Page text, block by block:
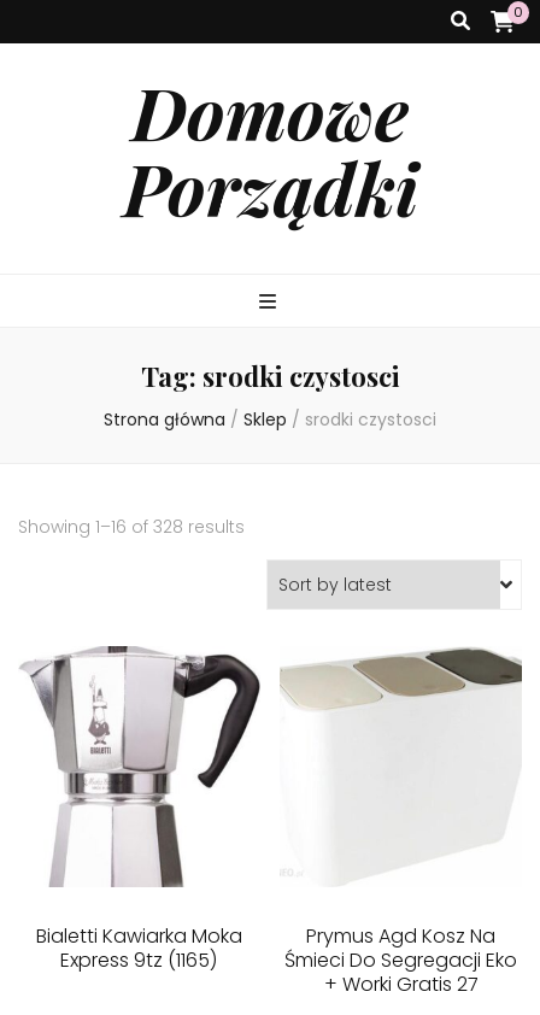
0
Domowe
Porządki
Tag: srodki czystosci
Strona główna / Sklep / srodki czystosci
Showing 1–16 of 328 results
Bialetti Kawiarka Moka
Express 9tz (1165)
Prymus Agd Kosz Na
Śmieci Do Segregacji Eko
+ Worki Gratis 27